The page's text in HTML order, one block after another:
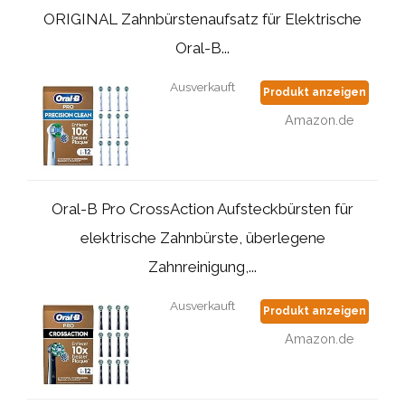
ORIGINAL Zahnbürstenaufsatz für Elektrische
Oral-B...
Ausverkauft Produkt anzeigen
Amazon.de
Oral-B Pro CrossAction Aufsteckbürsten für
elektrische Zahnbürste, überlegene
Zahnreinigung,...
Ausverkauft Produkt anzeigen
Amazon.de